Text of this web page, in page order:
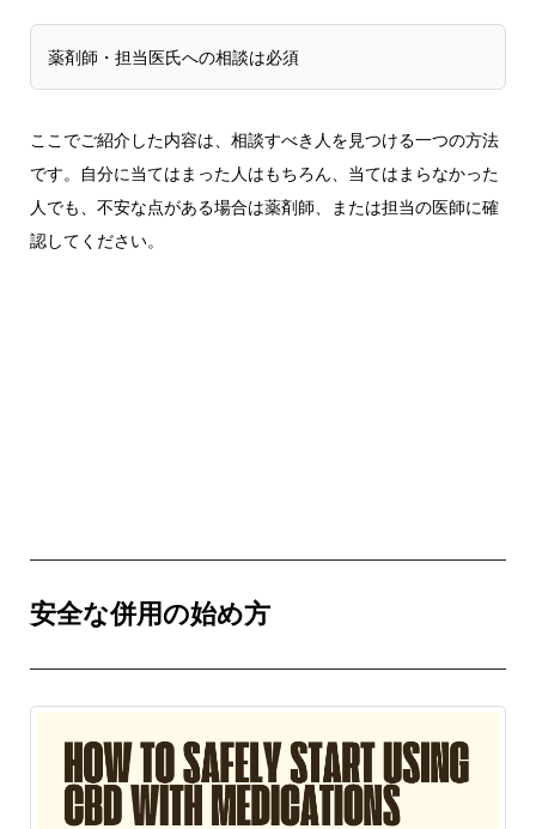
薬剤師・担当医氏への相談は必須
ここでご紹介した内容は、相談すべき人を見つける一つの方法
です。自分に当てはまった人はもちろん、当てはまらなかった
人でも、不安な点がある場合は薬剤師、または担当の医師に確
認してください。
安全な併用の始め方